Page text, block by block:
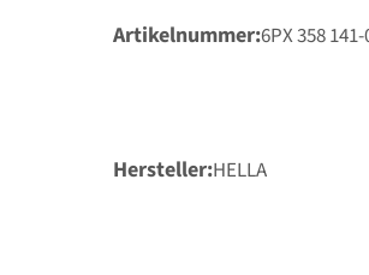
Artikelnummer 6PX 358
Hersteller HELLA